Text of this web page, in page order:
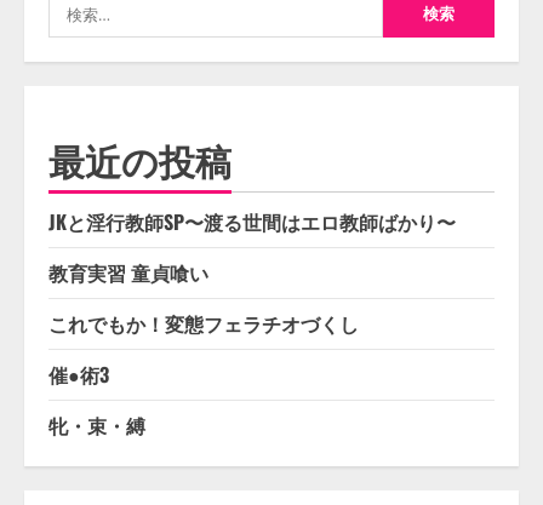
索:
最近の投稿
JKと淫行教師SP〜渡る世間はエロ教師ばかり〜
教育実習 童貞喰い
これでもか！変態フェラチオづくし
催●術3
牝・束・縛